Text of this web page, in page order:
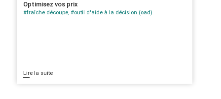
Optimisez vos prix
#fraîche découpe, #outil d'aide à la décision (oad)
Lire la suite